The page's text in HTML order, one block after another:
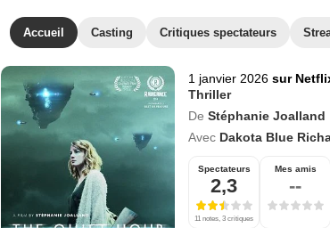
Accueil Casting Critiques spectateurs
1 janvier 2026 sur
Thriller
De Stéphanie Joalland
Avec Dakota Blue
Spectateurs
2,3
11 notes, 3 critiques
Mes amis
--